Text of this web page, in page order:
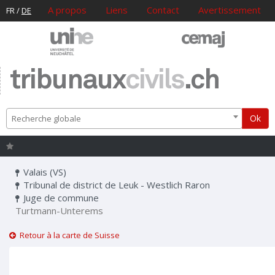
FR/DE A propos Liens Contact Avertissement
tribunauxcivils.ch
Recherche globale Ok
Valais (VS)
Tribunal de district de Leuk - Westlich Raron
Juge de commune
Turtmann-Unterems
Retour à la carte de Suisse